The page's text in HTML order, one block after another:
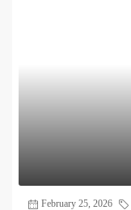
February 25, 2026